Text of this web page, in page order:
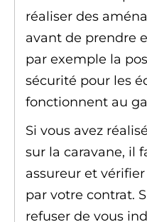
réaliser des
avant de prendre
par exemple la
sécurité pour les
fonctionnent au
Si vous avez
sur la caravane, il
assureur et
par votre contrat.
refuser de vous